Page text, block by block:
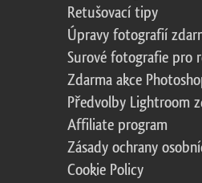
Retušovací tipy
Úpravy fotografií
Surové fotografie pro
Zdarma akce
Předvolby Lightroom
Affiliate program
Zásady ochrany
Cookie Policy